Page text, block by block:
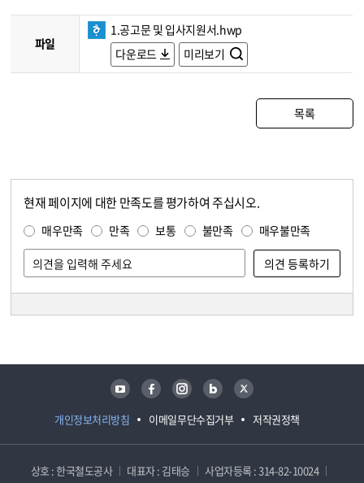
파일
1.공고문 및 입사지원서.hwp
다운로드
미리보기
목록
현재 페이지에 대한 만족도를 평가하여 주십시오.
매우만족 만족 보통 불만족 매우불만족
개인정보처리방침 이메일무단수집거부 저작권정책
유튜브 페이스북 인스타그램 블로그 트위터
상호 : 한국철도공사 대표자 : 김태승
사업자등록 : 314-82-10024